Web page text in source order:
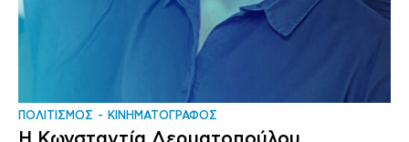
ΠΟΛΙΤΙΣΜΟΣ ΚΙΝΗΜΑΤΟΓΡΑΦΟΣ